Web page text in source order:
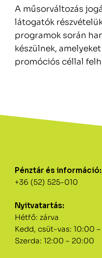
Pénztár és információ:
+36 (52) 525-010
Nyitvatartás:
Hétfő: zárva
Kedd, csüt-vas: 10:00 –
Szerda: 12:00 – 20:00
A műsorváltozás
látogatók
programok során
készülnek,
promóciós céllal